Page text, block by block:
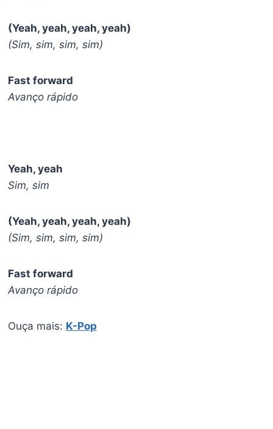
(Yeah, yeah, yeah, yeah)
(Sim, sim, sim, sim)
Fast forward
Avanço rápido
Yeah, yeah
Sim, sim
(Yeah, yeah, yeah, yeah)
(Sim, sim, sim, sim)
Fast forward
Avanço rápido
Ouça mais: K-Pop